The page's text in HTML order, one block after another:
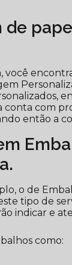
você
com
então a
o de
tipo de
indicar e
como: